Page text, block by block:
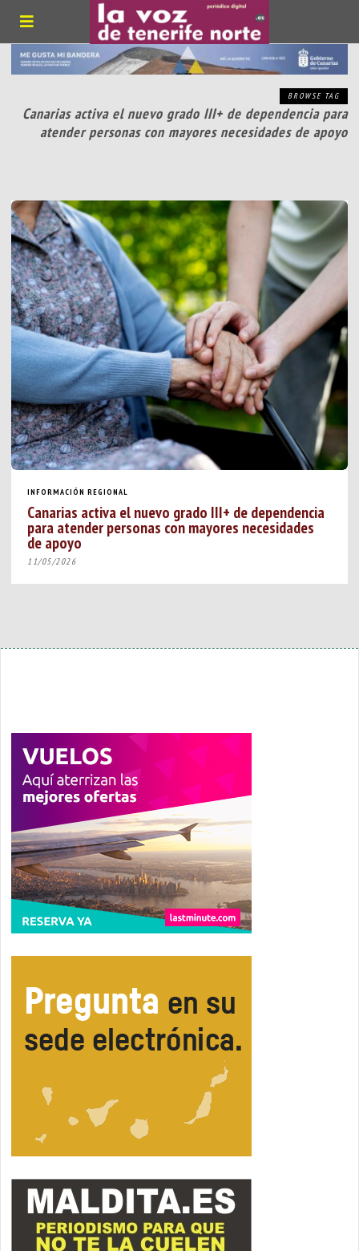
BROWSE TAG
Canarias activa el nuevo grado III+ de dependencia para
atender personas con mayores necesidades de apoyo
INFORMACIÓN REGIONAL
Canarias activa el nuevo grado III+ de dependencia
para atender personas con mayores necesidades
de apoyo
11/05/2026